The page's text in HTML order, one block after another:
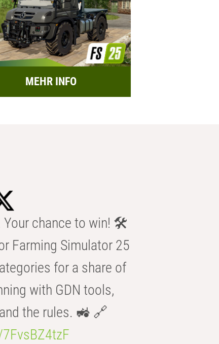
MEHR INFO
Your chance to win! 🛠️
Farming Simulator 25
for a share of
with GDN tools,
the rules. 🚜 🔗